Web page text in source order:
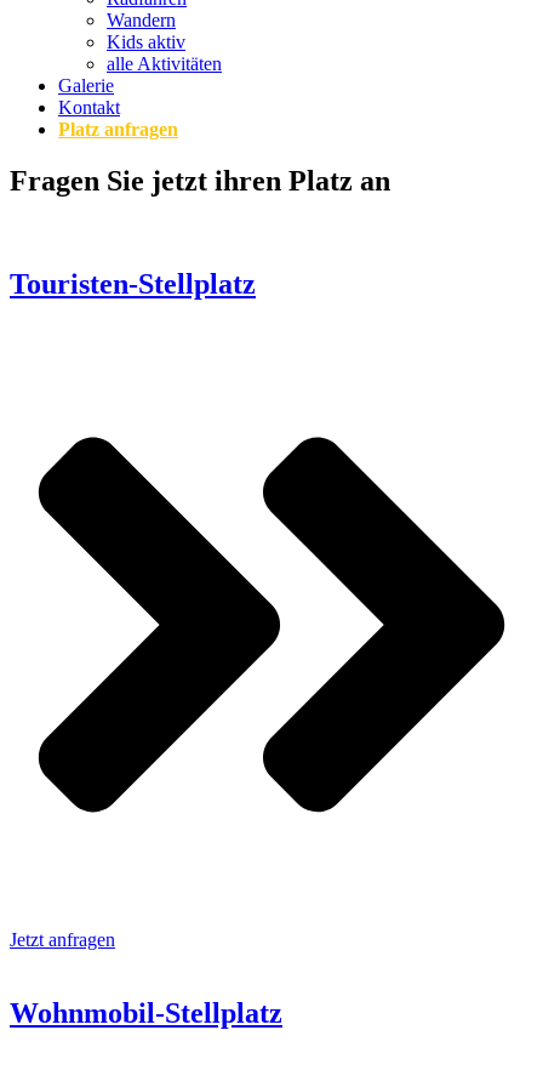
Wandern
Kids aktiv
alle Aktivitäten
Galerie
Kontakt
Platz anfragen
Fragen Sie jetzt ihren Platz an
Touristen-Stellplatz
Jetzt anfragen
Wohnmobil-Stellplatz